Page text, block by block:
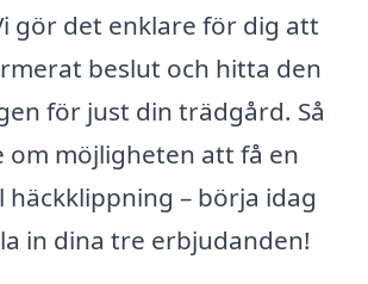
gör det enklare för dig att
beslut och hitta den
för just din trädgård. Så
om möjligheten att få en
häckklippning – börja idag
in dina tre erbjudanden!